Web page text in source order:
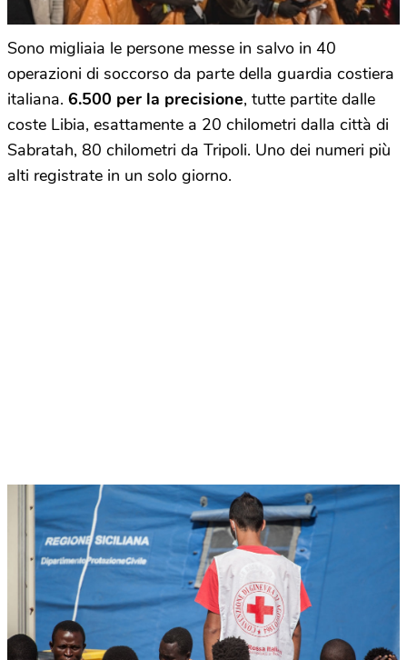
Sono migliaia le persone messe in salvo in 40
operazioni di soccorso da parte della guardia costiera
italiana. 6.500 per la precisione, tutte partite dalle
coste Libia, esattamente a 20 chilometri dalla città di
Sabratah, 80 chilometri da Tripoli. Uno dei numeri più
alti registrate in un solo giorno.